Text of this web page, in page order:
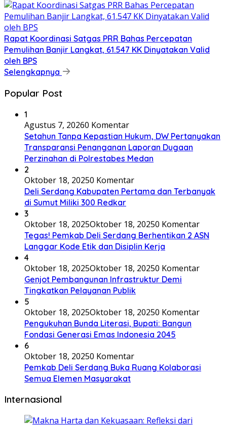
Rapat Koordinasi Satgas PRR Bahas Percepatan
Pemulihan Banjir Langkat, 61.547 KK Dinyatakan Valid
oleh BPS
Selengkapnya
Popular Post
1
Agustus 7, 20260 Komentar
Setahun Tanpa Kepastian Hukum, DW Pertanyakan
Transparansi Penanganan Laporan Dugaan
Perzinahan di Polrestabes Medan
2
Oktober 18, 20250 Komentar
Deli Serdang Kabupaten Pertama dan Terbanyak
di Sumut Miliki 300 Redkar
3
Oktober 18, 2025Oktober 18, 20250 Komentar
Tegas! Pemkab Deli Serdang Berhentikan 2 ASN
Langgar Kode Etik dan Disiplin Kerja
4
Oktober 18, 2025Oktober 18, 20250 Komentar
Genjot Pembangunan Infrastruktur Demi
Tingkatkan Pelayanan Publik
5
Oktober 18, 2025Oktober 18, 20250 Komentar
Pengukuhan Bunda Literasi, Bupati: Bangun
Fondasi Generasi Emas Indonesia 2045
6
Oktober 18, 20250 Komentar
Pemkab Deli Serdang Buka Ruang Kolaborasi
Semua Elemen Masyarakat
Internasional